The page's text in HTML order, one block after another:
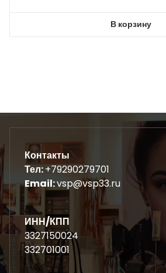
В корзину
Контакты
Тел:+79290279701
Email:vsp@vsp33.ru
ИНН/КПП
3327150024
332701001